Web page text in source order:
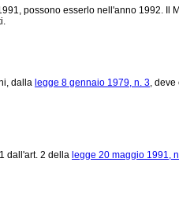
possono esserlo nell'anno 1992. Il
dalla legge 8 gennaio 1979, n. 3, deve
dall'art. 2 della legge 20 maggio 1991,